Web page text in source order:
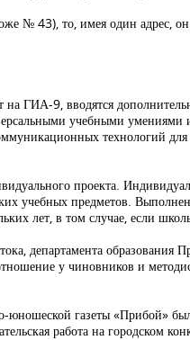
№ 43), то, имея один адрес,
ГИА-9, вводятся
учебными
технологий для
проекта.
учебных предметов.
лет, в том случае, если
департамента образования
у чиновников и
газеты «Прибой»
работа на городском